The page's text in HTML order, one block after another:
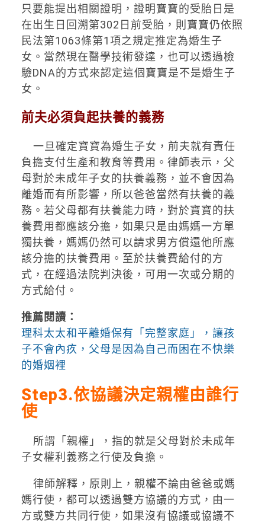
只要能提出相關證明，證明寶寶的受胎日是
在出生日回溯第302 日前受胎，則寶寶仍依照
民法第1063條第1項之規定推定為婚生子
女。當然現在醫學技術發達，也可以透過檢
驗DNA的方式來認定這個寶寶是不是婚生子
女。
前夫必須負起扶養的義務
一旦確定寶寶為婚生子女，前夫就有責任
負擔支付生產和教育等費用。律師表示，父
母對於未成年子女的扶養義務，並不會因為
離婚而有所影響，所以爸爸當然有扶養的義
務。若父母都有扶養能力時，對於寶寶的扶
養費用都應該分擔，如果只是由媽媽一方單
獨扶養，媽媽仍然可以請求男方償還他所應
該分擔的扶養費用。至於扶養費給付的方
式，在經過法院判決後，可用一次或分期的
方式給付。
推薦閱讀：
理科太太和平離婚保有「完整家庭」，讓孩
子不會內疚，父母是因為自己而困在不快樂
的婚姻裡
Step3.依協議決定親權由誰行
使
所謂「親權」，指的就是父母對於未成年
子女權利義務之行使及負擔。
律師解釋，原則上，親權不論由爸爸或媽
媽行使，都可以透過雙方協議的方式，由一
方或雙方共同行使，如果沒有協議或協議不